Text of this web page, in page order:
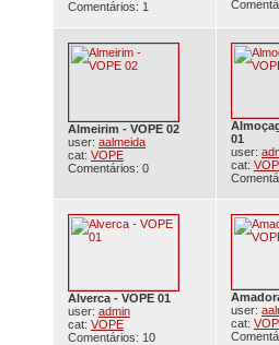
Comentários: 1
Almeirim - VOPE 02
user: aalmeida
cat: VOPE
Comentários: 0
01
user:
cat:
Alverca - VOPE 01
user: admin
cat: VOPE
Comentários: 10
user:
cat: